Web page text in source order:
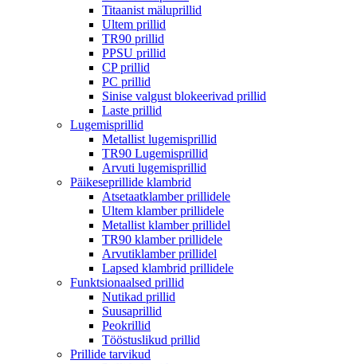
Titaanist mäluprillid
Ultem prillid
TR90 prillid
PPSU prillid
CP prillid
PC prillid
Sinise valgust blokeerivad prillid
Laste prillid
Lugemisprillid
Metallist lugemisprillid
TR90 Lugemisprillid
Arvuti lugemisprillid
Päikeseprillide klambrid
Atsetaatklamber prillidele
Ultem klamber prillidele
Metallist klamber prillidel
TR90 klamber prillidele
Arvutiklamber prillidel
Lapsed klambrid prillidele
Funktsionaalsed prillid
Nutikad prillid
Suusaprillid
Peokrillid
Tööstuslikud prillid
Prillide tarvikud